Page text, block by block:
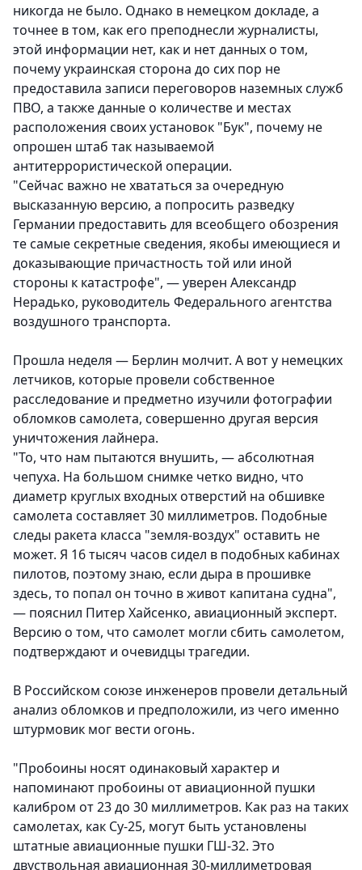
никогда не было. Однако в немецком докладе, а
точнее в том, как его преподнесли журналисты,
этой информации нет, как и нет данных о том,
почему украинская сторона до сих пор не
предоставила записи переговоров наземных служб
ПВО, а также данные о количестве и местах
расположения своих установок "Бук", почему не
опрошен штаб так называемой
антитеррористической операции.
"Сейчас важно не хвататься за очередную
высказанную версию, а попросить разведку
Германии предоставить для всеобщего обозрения
те самые секретные сведения, якобы имеющиеся и
доказывающие причастность той или иной
стороны к катастрофе", — уверен Александр
Нерадько, руководитель Федерального агентства
воздушного транспорта.
Прошла неделя — Берлин молчит. А вот у немецких
летчиков, которые провели собственное
расследование и предметно изучили фотографии
обломков самолета, совершенно другая версия
уничтожения лайнера.
"То, что нам пытаются внушить, — абсолютная
чепуха. На большом снимке четко видно, что
диаметр круглых входных отверстий на обшивке
самолета составляет 30 миллиметров. Подобные
следы ракета класса "земля-воздух" оставить не
может. Я 16 тысяч часов сидел в подобных кабинах
пилотов, поэтому знаю, если дыра в прошивке
здесь, то попал он точно в живот капитана судна",
— пояснил Питер Хайсенко, авиационный эксперт.
Версию о том, что самолет могли сбить самолетом,
подтверждают и очевидцы трагедии.
В Российском союзе инженеров провели детальный
анализ обломков и предположили, из чего именно
штурмовик мог вести огонь.
"Пробоины носят одинаковый характер и
напоминают пробоины от авиационной пушки
калибром от 23 до 30 миллиметров. Как раз на таких
самолетах, как Су-25, могут быть установлены
штатные авиационные пушки ГШ-32. Это
двуствольная авиационная 30-миллиметровая